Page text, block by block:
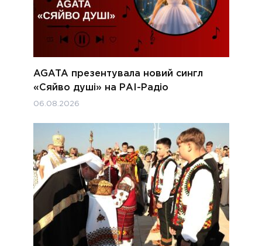
AGATA презентувала новий сингл
«Сяйво душі» на РАІ-Радіо
06.08.2026